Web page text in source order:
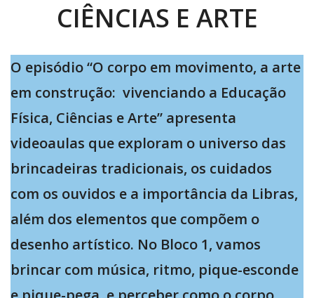
CIÊNCIAS E ARTE
O episódio “O corpo em movimento, a arte
em construção: vivenciando a Educação
Física, Ciências e Arte” apresenta
videoaulas que exploram o universo das
brincadeiras tradicionais, os cuidados
com os ouvidos e a importância da Libras,
além dos elementos que compõem o
desenho artístico. No Bloco 1, vamos
brincar com música, ritmo, pique-esconde